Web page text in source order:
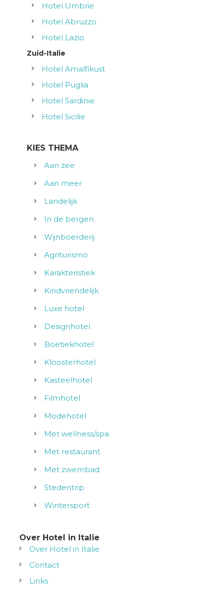
Hotel Umbrie
Hotel Abruzzo
Hotel Lazio
Zuid-Italie
Hotel Amalfikust
Hotel Puglia
Hotel Sardinie
Hotel Sicilie
KIES THEMA
Aan zee
Aan meer
Landelijk
In de bergen
Wijnboerderij
Agriturismo
Karakteristiek
Kindvriendelijk
Luxe hotel
Designhotel
Boetiekhotel
Kloosterhotel
Kasteelhotel
Filmhotel
Modehotel
Met wellness/spa
Met restaurant
Met zwembad
Stedentrip
Wintersport
Over Hotel in Italie
Over Hotel in Italie
Contact
Links